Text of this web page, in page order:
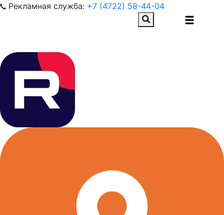
Рекламная служба: +7 (4722) 58-44-04